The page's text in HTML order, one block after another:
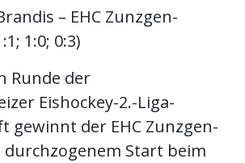
– EHC Zunzgen-
1:0; 0:3)
Runde der
Eishockey-2.-Liga-
gewinnt der EHC Zunzgen-
durchzogenem Start beim